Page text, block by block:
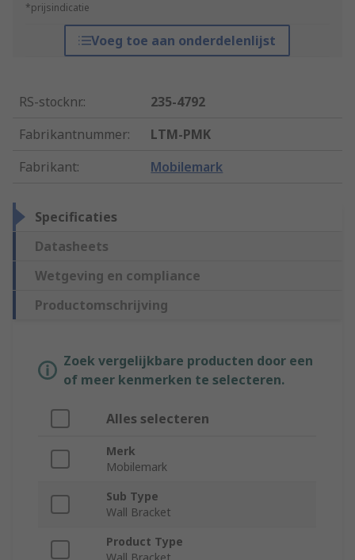
*prijsindicatie
Voeg toe aan onderdelenlijst
RS-stocknr.:
235-4792
Fabrikantnummer:
LTM-PMK
Fabrikant: Mobilemark
Specificaties
Datasheets
Wetgeving en compliance
Productomschrijving
Zoek vergelijkbare producten door een
of meer kenmerken te selecteren.
Alles selecteren
Merk
Mobilemark
Sub Type
Wall Bracket
Product Type